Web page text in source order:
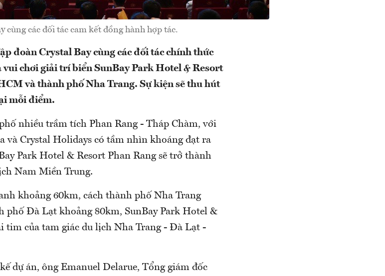
cùng các đối tác cam kết đồng hành hợp tác.
đoàn Crystal Bay cùng các đối tác chính thức
vui chơi giải trí biển SunBay Park Hotel & Resort
và thành phố Nha Trang. Sự kiện sẽ thu hút
mỗi điểm.
nhiều trầm tích Phan Rang - Tháp Chàm, với
và Crystal Holidays có tầm nhìn khoáng đạt ra
Park Hotel & Resort Phan Rang sẽ trở thành
Nam Miền Trung.
khoảng 60km, cách thành phố Nha Trang
phố Đà Lạt khoảng 80km, SunBay Park Hotel &
tim của tam giác du lịch Nha Trang - Đà Lạt -
dự án, ông Emanuel Delarue, Tổng giám đốc